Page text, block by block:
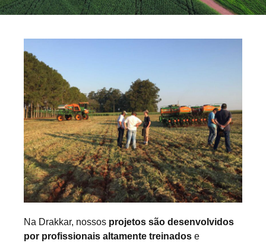
Na Drakkar, nossos projetos são desenvolvidos
por profissionais altamente treinados e